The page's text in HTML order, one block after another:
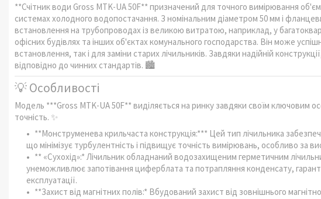
**Счітник води Gross MTK-UA 50F** призначений для точного вимірювання
системах холодного водопостачання. З номінальним діаметром 50 мм і
встановлення на трубопроводах із великою витратою, наприклад, у
офісних будівлях та інших об'єктах комунального господарства. Він може
встановлення, так і для заміни старих лічильників. Завдяки надійній
відповідно до чинних стандартів. 🏙️
💡 Особливості
Модель ***Gross MTK-UA 50F** виділяється на ринку завдяки своїм ключовим
точність. ✨
**Монструменева крильчаста конструкція:*** Цей тип лічильника
що мінімізує турбулентність і підвищує точність вимірювань, особливо за
** «Сухохід»:* Лічильник обладнаний водозахищеним герметичним
унеможливлює запотівання циферблата та потрапляння конденсату,
експлуатації.
**Захист від магнітних полів:* Вбудований захист від зовнішнього